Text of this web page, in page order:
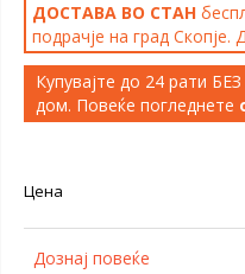
ДОСТАВА ВО СТАН
подрачје на град Скопје.
Купувајте до 24 рати
дом. Повеќе погледнете
Цена
Дознај повеќе